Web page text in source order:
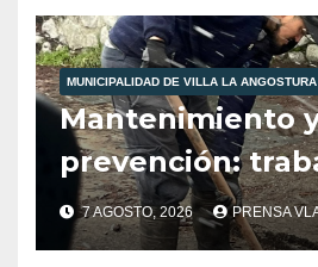
MUNICIPALIDAD DE VILLA LA ANGOSTURA
Mantenimiento
prevención:
municipales
condiciones
7 AGOSTO, 2026 PRENSA